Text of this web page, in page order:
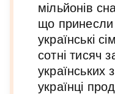
мільйонів
що принесли
українські
сотні тисяч
українських
українці